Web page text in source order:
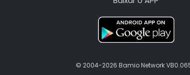
© 2004-2026 Bamio Network